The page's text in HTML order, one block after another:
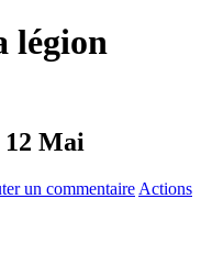
légion
Mai
un commentaire Actions